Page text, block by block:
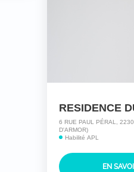
6 RUE PAUL PÉRAL,
D'ARMOR)
Habilité APL
EN